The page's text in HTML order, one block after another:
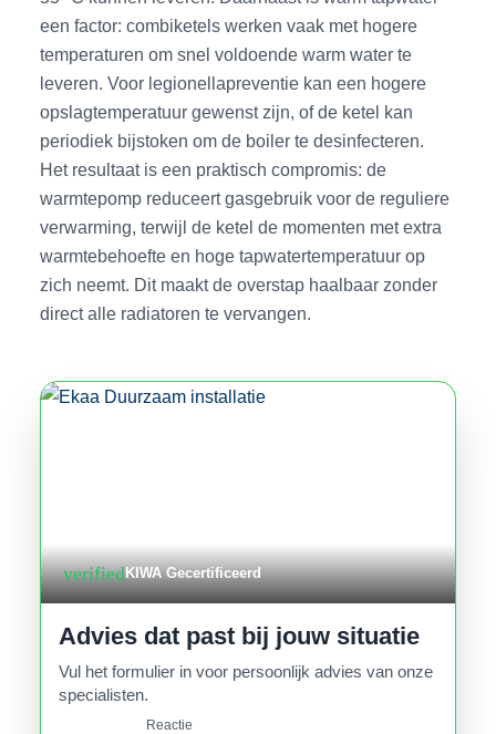
een factor: combiketels werken vaak met hogere
temperaturen om snel voldoende warm water te
leveren. Voor legionellapreventie kan een hogere
opslagtemperatuur gewenst zijn, of de ketel kan
periodiek bijstoken om de boiler te desinfecteren.
Het resultaat is een praktisch compromis: de
warmtepomp reduceert gasgebruik voor de reguliere
verwarming, terwijl de ketel de momenten met extra
warmtebehoefte en hoge tapwatertemperatuur op
zich neemt. Dit maakt de overstap haalbaar zonder
direct alle radiatoren te vervangen.
verifiedKIWA Gecertificeerd
Advies dat past bij jouw situatie
Vul het formulier in voor persoonlijk advies van onze
specialisten.
Reactie